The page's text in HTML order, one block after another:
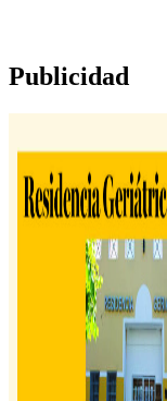
Publicidad